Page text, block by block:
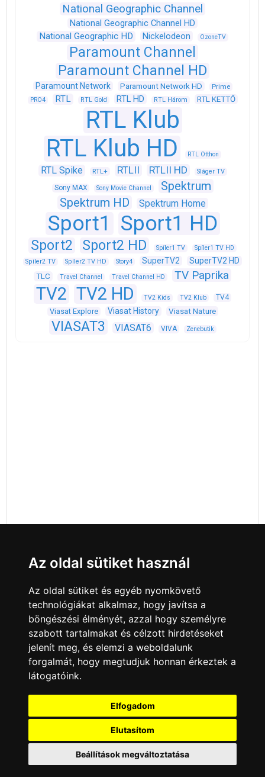
National Geographic Channel
National Geographic Channel HD
National Geographic HD
Nickelodeon OzoneTV
Paramount Channel
Paramount Channel HD
Paramount Network Paramount Network HD Prime
PRO4 RTL RTL Gold RTL HD RTL Három RTL KETTŐ
RTL Klub
RTL Klub HD
RTL Otthon
RTL Spike RTL+ RTLII RTLII HD Sláger TV
Sony MAX Sony Movie Channel
Spektrum
Spektrum HD
Spektrum Home
Sport1 Sport1 HD
Sport2 Sport2 HD Spíler1 TV
Spíler1 TV HD
Spíler2 TV
Spíler2 TV HD Story4 SuperTV2 SuperTV2 HD
TLC Travel Channel Travel Channel HD TV Paprika
TV2 TV2 HD TV2 Kids TV2 Klub TV4
Viasat Explore Viasat History Viasat Nature
VIASAT3 VIASAT6 VIVA Zenebutik
Minden jog fenntartva © 2008 - 2026
A csatornák a műsorváltoztatás jogát
fenntartják! A portál üzemeltetője semmiféle
felelősséget nem vállal a weboldalon
megjelentetett hirdetések tartalmáért, illetve a
hirdetésekhez feltöltött képekért!
Az oldal sütiket használ
Az oldal sütiket és egyéb nyomkövető
technológiákat alkalmaz, hogy javítsa a
böngészési élményét, azzal hogy személyre
szabott tartalmakat és célzott hirdetéseket
jelenít meg, és elemzi a weboldalunk
forgalmát, hogy megtudjuk honnan érkeztek a
látogatóink.
Elfogadom
Elutasítom
Beállítások megváltoztatása